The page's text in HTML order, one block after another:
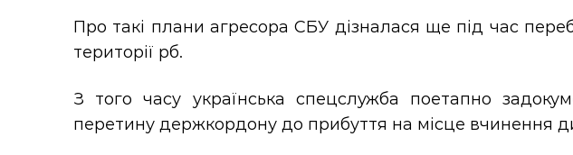
Про такі плани агресора СБУ дізналася ще під час
території рб.
З того часу українська спецслужба поетапно
перетину держкордону до прибуття на місце вчинення